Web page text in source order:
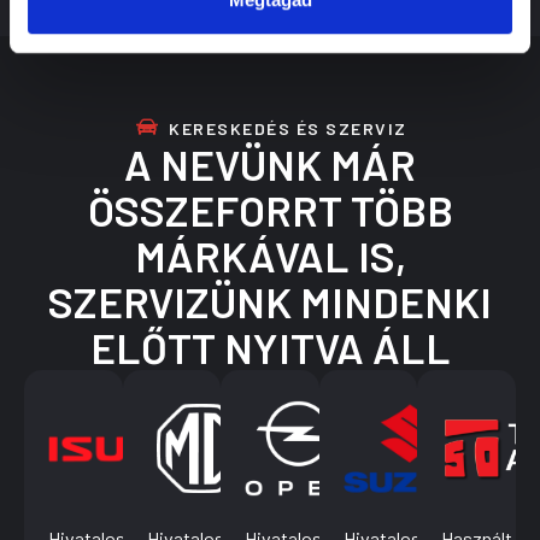
KERESKEDÉS ÉS SZERVIZ
A NEVÜNK MÁR
ÖSSZEFORRT TÖBB
MÁRKÁVAL IS,
SZERVIZÜNK MINDENKI
ELŐTT NYITVA ÁLL